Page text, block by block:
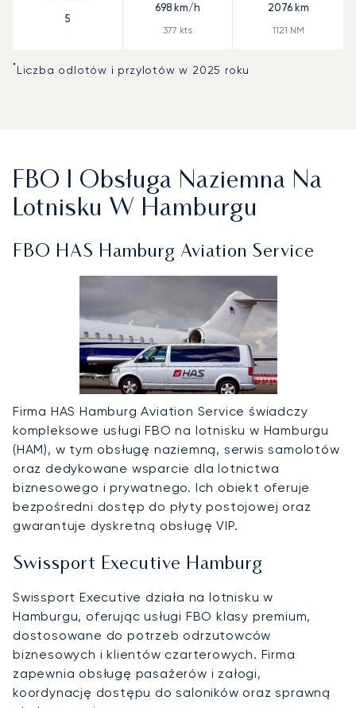
5
698km/h
377 kts
2076km
1121 NM
*Liczba odlotów i przylotów w 2025 roku
FBO I Obsługa Naziemna Na
Lotnisku W Hamburgu
FBO HAS Hamburg Aviation Service
Firma HAS Hamburg Aviation Service świadczy
kompleksowe usługi FBO na lotnisku w Hamburgu
(HAM), w tym obsługę naziemną, serwis samolotów
oraz dedykowane wsparcie dla lotnictwa
biznesowego i prywatnego. Ich obiekt oferuje
bezpośredni dostęp do płyty postojowej oraz
gwarantuje dyskretną obsługę VIP.
Swissport Executive Hamburg
Swissport Executive działa na lotnisku w
Hamburgu, oferując usługi FBO klasy premium,
dostosowane do potrzeb odrzutowców
biznesowych i klientów czarterowych. Firma
zapewnia obsługę pasażerów i załogi,
koordynację dostępu do saloników oraz sprawną